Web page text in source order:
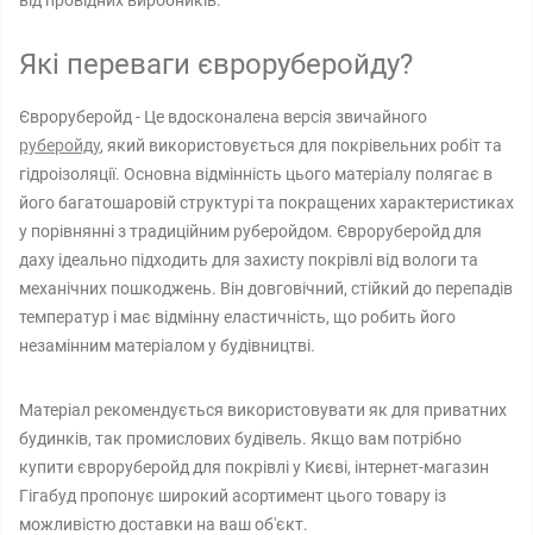
Які переваги євроруберойду?
Євроруберойд - Це вдосконалена версія звичайного
руберойду, який використовується для покрівельних робіт та
гідроізоляції. Основна відмінність цього матеріалу полягає в
його багатошаровій структурі та покращених характеристиках
у порівнянні з традиційним руберойдом. Євроруберойд для
даху ідеально підходить для захисту покрівлі від вологи та
механічних пошкоджень. Він довговічний, стійкий до перепадів
температур і має відмінну еластичність, що робить його
незамінним матеріалом у будівництві.
Матеріал рекомендується використовувати як для приватних
будинків, так промислових будівель. Якщо вам потрібно
купити євроруберойд для покрівлі у Києві, інтернет-магазин
Гігабуд пропонує широкий асортимент цього товару із
можливістю доставки на ваш об'єкт.